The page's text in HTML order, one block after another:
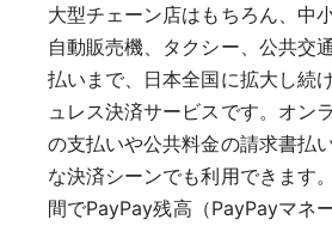
大型チェーン店はもちろん、中
自動販売機、タクシー、公共交
払いまで、日本全国に拡大し続
ュレス決済サービスです。オン
の支払いや公共料金の請求書払
な決済シーンでも利用できます
間でPayPay残高（PayPayマネ